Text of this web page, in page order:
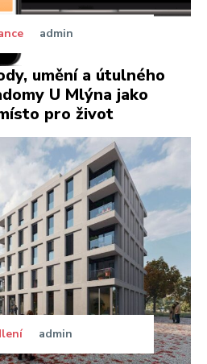
admin
umění a útulného
U Mlýna jako
pro život
admin